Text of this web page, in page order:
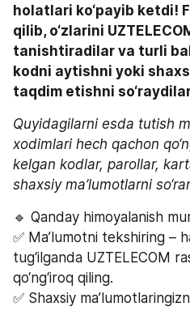
holatlari ko‘payib ketdi!
qilib, o‘zlarini
tanishtiradilar va turli
kodni aytishni yoki
taqdim etishni
Quyidagilarni esda tutish
xodimlari hech qachon
kelgan kodlar, parollar,
shaxsiy ma’lumotlarni
🔹 Qanday himoyalanish
✅ Ma’lumotni tekshiring –
tug‘ilganda UZTELECOM
qo‘ng‘iroq qiling.
✅ Shaxsiy